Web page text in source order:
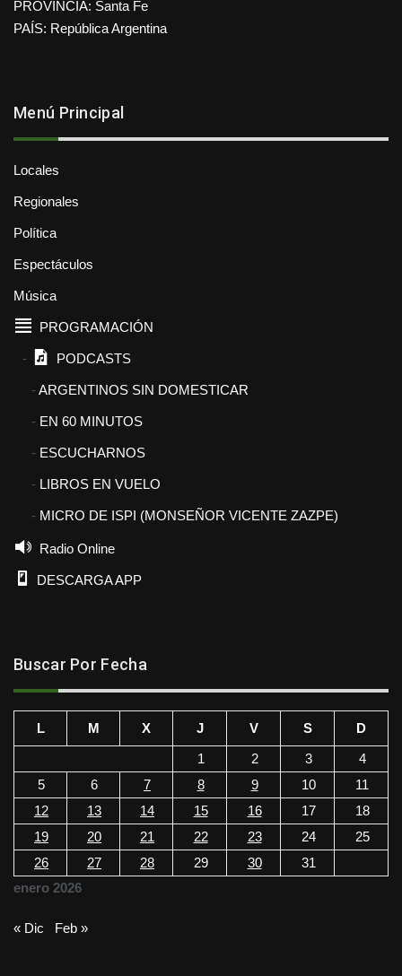
PROVINCIA: Santa Fe
PAÍS: República Argentina
Menú Principal
Locales
Regionales
Política
Espectáculos
Música
PROGRAMACIÓN
PODCASTS
ARGENTINOS SIN DOMESTICAR
EN 60 MINUTOS
ESCUCHARNOS
LIBROS EN VUELO
MICRO DE ISPI (MONSEÑOR VICENTE ZAZPE)
Radio Online
DESCARGA APP
Buscar Por Fecha
enero 2026
L M X J V S
D
1
2 3
4
5
6 7 8 9 10
11
12
13 14 15 16 17
18
19
20 21 22 23 24
25
26
27 28 29 30 31
« Dic Feb »